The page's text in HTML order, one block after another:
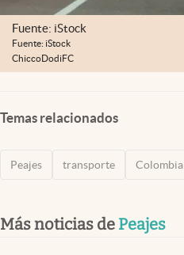
Fuente: iStock
Fuente: iStock
ChiccoDodiFC
Temas relacionados
Peajes transporte Colombia
Más noticias de Peajes